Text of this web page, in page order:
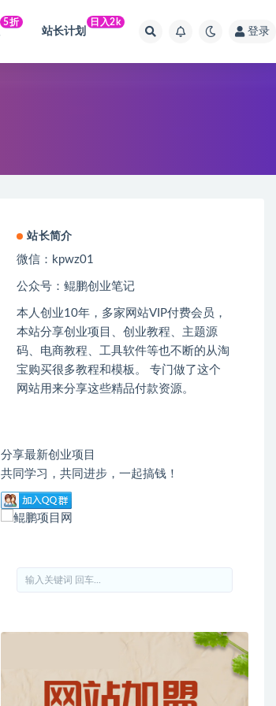
5折
站长计划
日入2k
登录
站长简介
微信：kpwz01
公众号：鲲鹏创业笔记
本人创业10年，多家网站VIP付费会员，
本站分享创业项目、创业教程、主题源
码、电商教程、工具软件等也不断的从淘
宝购买很多教程和模板。 专门做了这个
网站用来分享这些精品付款资源。
分享最新创业项目
共同学习，共同进步，一起搞钱！